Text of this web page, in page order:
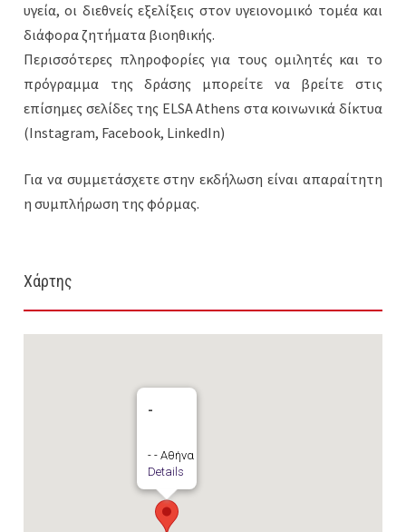
υγεία, οι διεθνείς εξελίξεις στον υγειονομικό τομέα και
διάφορα ζητήματα βιοηθικής.
Περισσότερες πληροφορίες για τους ομιλητές και το
πρόγραμμα της δράσης μπορείτε να βρείτε στις
επίσημες σελίδες της ELSA Athens στα κοινωνικά δίκτυα
(Instagram, Facebook, LinkedIn)
Για να συμμετάσχετε στην εκδήλωση είναι απαραίτητη
η συμπλήρωση της φόρμας.
Χάρτης
-
- - Αθήνα
Details